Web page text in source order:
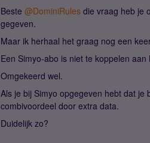
Beste ​ @DominiRules die vraag heb je
gegeven.
Maar ik herhaal het graag nog een
Een Simyo-abo is niet te koppelen
Omgekeerd wel.
Als je bij Simyo opgegeven hebt dat je
combivoordeel door extra data.
Duidelijk zo?